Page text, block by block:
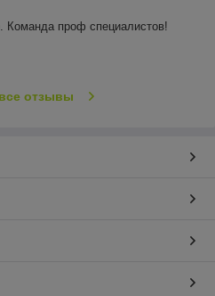
Команда проф специалистов!
отзывы